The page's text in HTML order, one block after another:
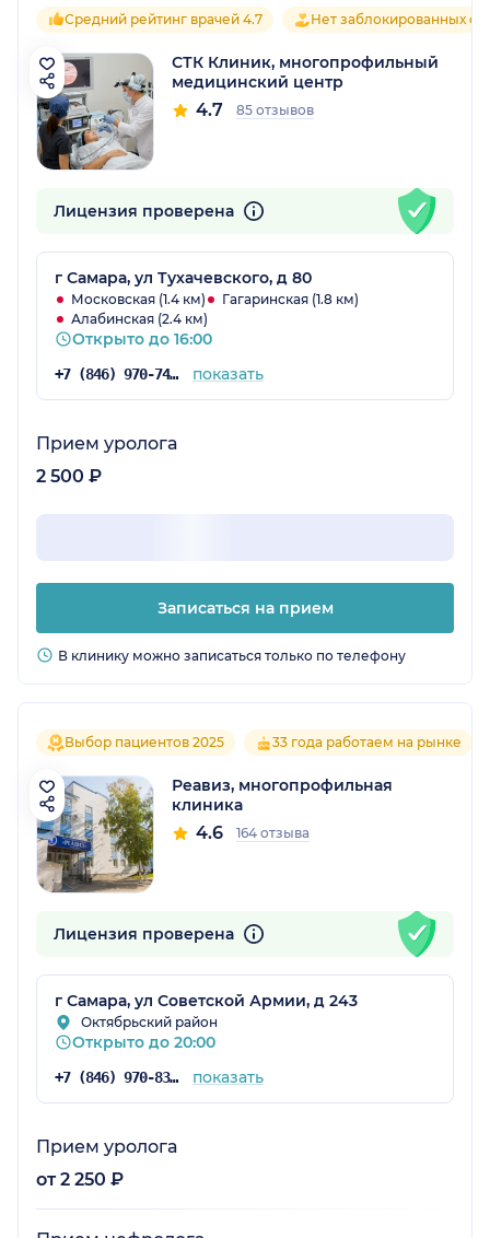
Средний рейтинг врачей 4.7 Нет заблокированных
СТК Клиник, многопрофильный
медицинский центр
4.7 85 отзывов
Лицензия проверена
г Самара, ул Тухачевского, д 80
Московская (1.4 км)
Гагаринская (1.8 км)
Алабинская (2.4 км)
Открыто до 16:00
+7 (846) 970-74-25 показать
Прием уролога
2 500 ₽
Записаться на прием
В клинику можно записаться только по телефону
Выбор пациентов 2025 33 года работаем на рынке
Реавиз, многопрофильная
клиника
4.6 164 отзыва
Лицензия проверена
г Самара, ул Советской Армии, д 243
Октябрьский район
Открыто до 20:00
+7 (846) 970-83-16 показать
Прием уролога
от 2 250 ₽